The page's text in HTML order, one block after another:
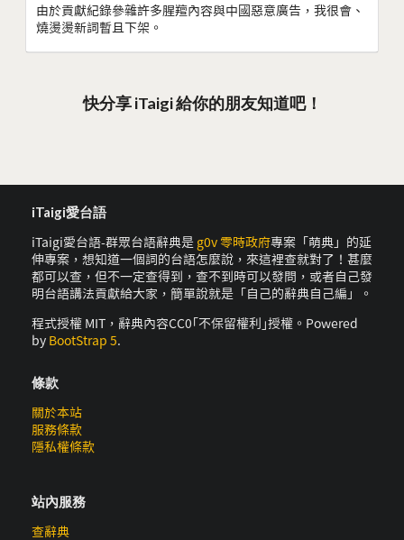
由於貢獻紀錄參雜許多腥羶內容與中國惡意廣告，我很會、
燒燙燙新詞暫且下架。
快分享 iTaigi 給你的朋友知道吧！
iTaigi愛台語
iTaigi愛台語-群眾台語辭典是 g0v 零時政府專案「萌典」的延
伸專案，想知道一個詞的台語怎麼說，來這裡查就對了！甚麼
都可以查，但不一定查得到，查不到時可以發問，或者自己發
明台語講法貢獻給大家，簡單說就是「自己的辭典自己編」。
程式授權 MIT，辭典內容CC0｢不保留權利｣授權。Powered
by BootStrap 5.
條款
關於本站
服務條款
隱私權條款
站內服務
查辭典